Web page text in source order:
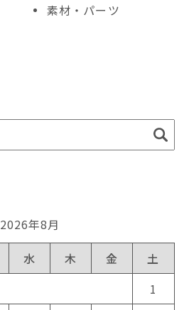
素材・パーツ
2026年8月
水 木 金
土
1